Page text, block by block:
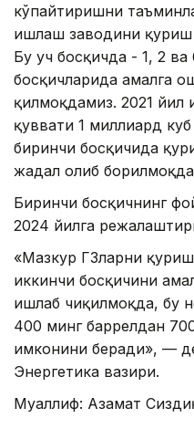
кўпайтиришни
ишлаш заводини
Бу уч босқичда - 1, 2
босқичларида амалга
қилмоқдамиз. 2021
қуввати 1 миллиард
биринчи босқичида
жадал олиб
Биринчи босқичнинг
2024 йилга
«Мазкур ГҚЗларни
иккинчи босқичини
ишлаб чиқилмоқда, бу
400 минг баррелдан
имконини беради», —
Энергетика вазири.
Муаллиф: Азамат